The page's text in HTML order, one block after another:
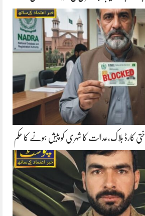
کارڈ بلاک،عدالت کا شہری کو پیش ہونے کا حکم